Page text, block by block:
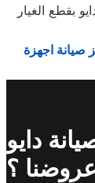
بقطع الغيار
صيانة اجهزة
دايو
؟